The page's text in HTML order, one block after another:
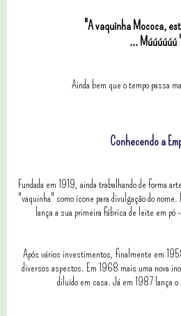
"A vaquinha Mococa,
... Múúúúúú
Ainda bem que o tempo passa
Conhecendo a
Fundada em 1919, ainda trabalhando de forma
"vaquinha" como ícone para divulgação do
lança a sua primeira fábrica de leite em
Após vários investimentos, finalmente em
diversos aspectos. Em 1968 mais uma nova
diluído em casa. Já em 1987 lança